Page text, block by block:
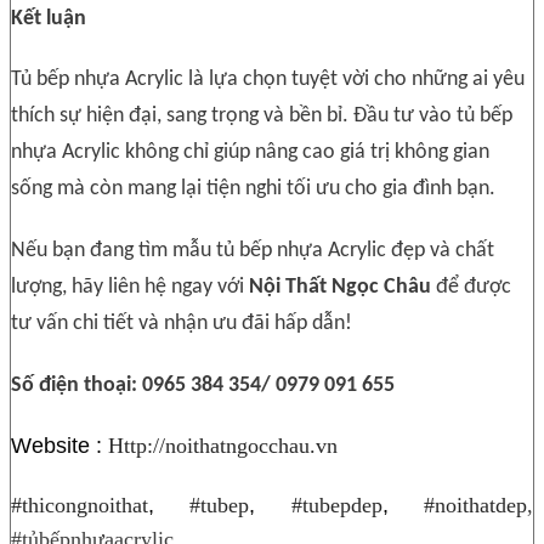
Kết luận
Tủ bếp nhựa Acrylic là lựa chọn tuyệt vời cho những ai yêu
thích sự hiện đại, sang trọng và bền bỉ. Đầu tư vào tủ bếp
nhựa Acrylic không chỉ giúp nâng cao giá trị không gian
sống mà còn mang lại tiện nghi tối ưu cho gia đình bạn.
Nếu bạn đang tìm mẫu tủ bếp nhựa Acrylic đẹp và chất
lượng, hãy liên hệ ngay với Nội Thất Ngọc Châu để được
tư vấn chi tiết và nhận ưu đãi hấp dẫn!
Số điện thoại: 0965 384 354/ 0979 091 655
Website : Http://noithatngocchau.vn
#thicongnoithat,#tubep, #tubepdep,#noithatdep,
#tủbếpnhựaacrylic